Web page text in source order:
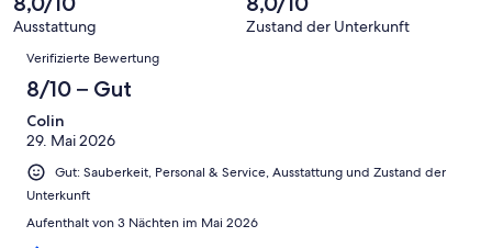
Hervorragend
-
Gut
von
6
Okay
eine
Bewertung
von
Schlecht
haben
Bewertung
von
Ausstattung Zustand der Unterkunft
Bewertungen
Verifizierte Bewertung
8/10 – Gut
Colin
29. Mai 2026
Gut: Sauberkeit, Personal & Service, Ausstattung und Zustand der
Unterkunft
Aufenthalt von 3 Nächten im Mai 2026